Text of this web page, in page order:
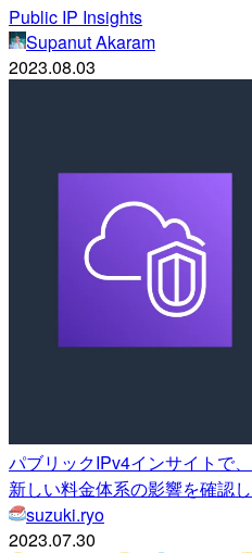
Public IP Insights
Supanut Akaram
2023.08.03
パブリックIPv4インサイトで
新しい料金体系の影響を確認
suzuki.ryo
2023.07.30